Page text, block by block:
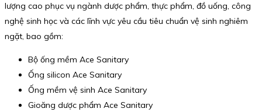
lượng cao phục vụ ngành dược phẩm, thực phẩm, đồ uống, công
nghệ sinh học và các lĩnh vực yêu cầu tiêu chuẩn vệ sinh nghiêm
ngặt, bao gồm:
Bộ ống mềm Ace Sanitary
Ống silicon Ace Sanitary
Ống mềm vệ sinh Ace Sanitary
Gioăng dược phẩm Ace Sanitary